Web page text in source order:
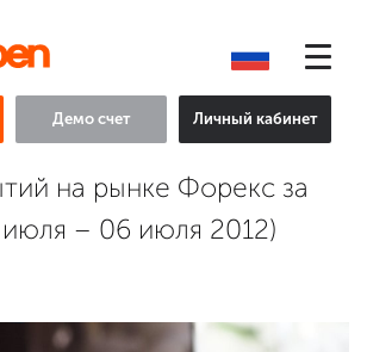
Демо счет Личный кабинет
на рынке Форекс за
– 06 июля 2012)